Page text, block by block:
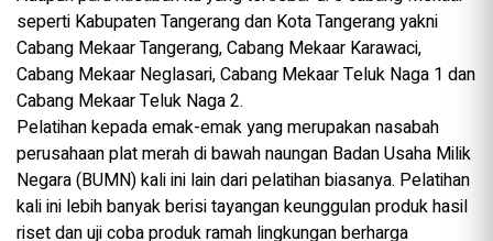
seperti Kabupaten Tangerang dan Kota Tangerang yakni
Cabang Mekaar Tangerang, Cabang Mekaar Karawaci,
Cabang Mekaar Neglasari, Cabang Mekaar Teluk Naga 1 dan
Cabang Mekaar Teluk Naga 2.
Pelatihan kepada emak-emak yang merupakan nasabah
perusahaan plat merah di bawah naungan Badan Usaha Milik
Negara (BUMN) kali ini lain dari pelatihan biasanya. Pelatihan
kali ini lebih banyak berisi tayangan keunggulan produk hasil
riset dan uji coba produk ramah lingkungan berharga